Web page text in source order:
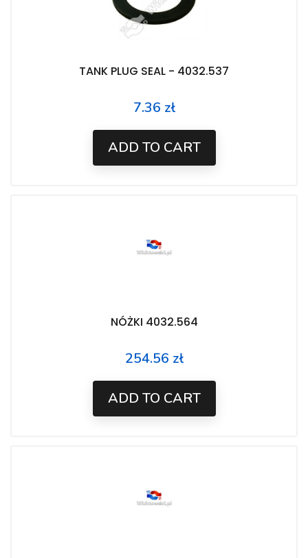
TANK PLUG SEAL - 4032.537
Price
7.36 zł
ADD TO CART
NÓŻKI 4032.564
Price
254.56 zł
ADD TO CART